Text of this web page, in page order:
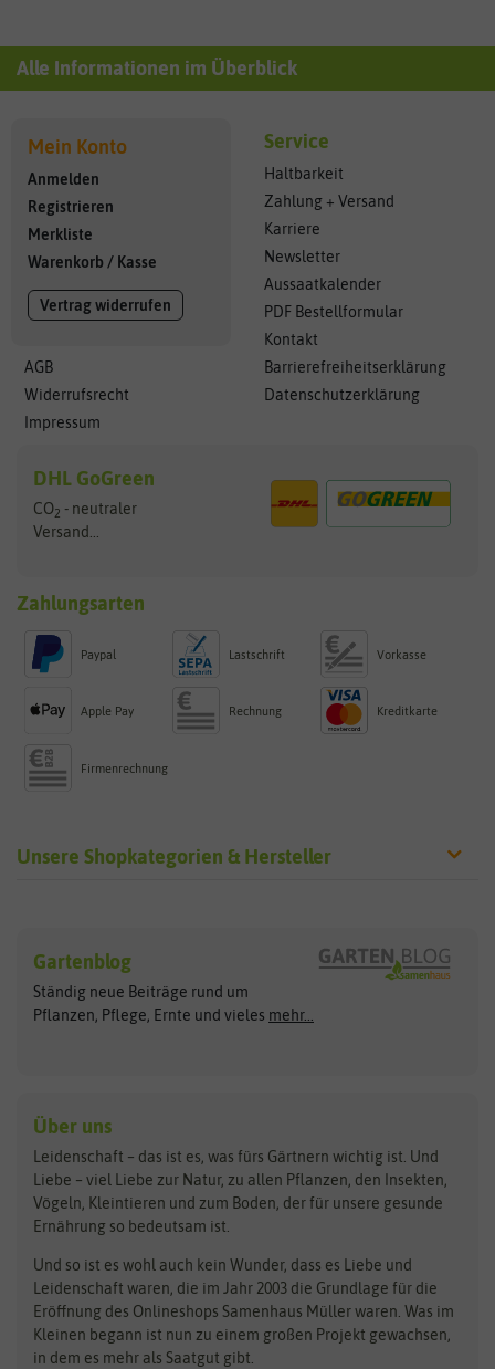
Alle Informationen im Überblick
Mein Konto
Anmelden
Registrieren
Merkliste
Warenkorb / Kasse
Vertrag widerrufen
AGB
Widerrufsrecht
Impressum
Service
Haltbarkeit
Zahlung + Versand
Karriere
Newsletter
Aussaatkalender
PDF Bestellformular
Kontakt
Barrierefreiheitserklärung
Datenschutzerklärung
DHL GoGreen
CO2 - neutraler
Versand...
Zahlungsarten
Paypal Lastschrift Vorkasse
Apple Pay Rechnung Kreditkarte
Firmenrechnung
Unsere Shopkategorien & Hersteller
Exotische Samen
Gemüsesamen
Gründünger
Kräutersamen
Obstsamen
Pilzbrut
Rasensamen
Steckzwiebeln
Zimmer & Kübelpflanzen
Kataloge
Schnäppchen
Anzucht & Gartenzubehör
Arche Noah
ASB Greenworld
Benary
Bingenheimer Saatgut
Bionana
BIOWOL
Blumicorn
Bûten Birds
Clever Pots
COMPO
Dürr-Samen
Feldsaaten Freudenberger
Fertil
Flora Elite
Gartenblog
Ständig neue Beiträge rund um
Pflanzen, Pflege, Ernte und vieles mehr...
Über uns
Leidenschaft – das ist es, was fürs Gärtnern wichtig ist. Und
Liebe – viel Liebe zur Natur, zu allen Pflanzen, den Insekten,
Vögeln, Kleintieren und zum Boden, der für unsere gesunde
Ernährung so bedeutsam ist.
Und so ist es wohl auch kein Wunder, dass es Liebe und
Leidenschaft waren, die im Jahr 2003 die Grundlage für die
Eröffnung des Onlineshops Samenhaus Müller waren. Was im
Kleinen begann ist nun zu einem großen Projekt gewachsen,
in dem es mehr als Saatgut gibt.